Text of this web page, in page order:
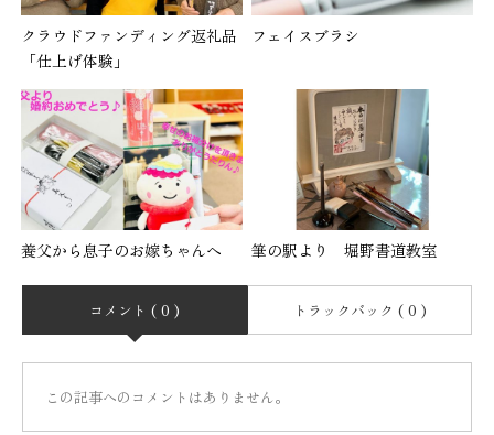
クラウドファンディング返礼品
「仕上げ体験」
フェイスブラシ
養父から息子のお嫁ちゃんへ 筆の駅より 堀野書道教室
コメント ( 0 ) トラックバック ( 0 )
この記事へのコメントはありません。